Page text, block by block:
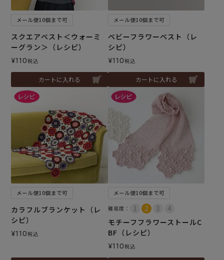
メール便10個まで可
スクエアベスト＜ウォーミ
ーグラン＞（レシピ）
¥110税込
カートに入れる
メール便10個まで可
ベビーフラワーベスト（レ
シピ）
¥110税込
カートに入れる
メール便10個まで可
カラフルブランケット（レ
シピ）
¥110税込
メール便10個まで可
難易度：
モチーフフラワーストールC
BF（レシピ）
¥110税込